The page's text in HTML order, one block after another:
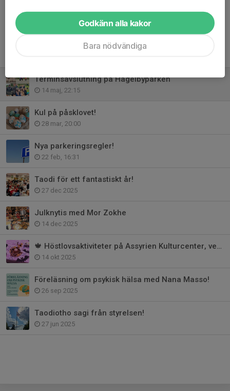
Terminsavslutning på Hågelbyparken
14 maj, 22:15
Kul på påsklovet!
28 mar, 20:00
Nya parkeringsregler!
22 feb, 16:31
Taodi för ett fantastiskt år!
27 dec 2025
Jul­knytis med Mor Zokhe
14 dec 2025
🍁 Höstlovsaktiviteter på Assyrien Kulturcenter, vecka 44 🍁
14 okt 2025
Föreläsning om psykisk hälsa med Nana Masso!
26 sep 2025
Taodiotho sagi från styrelsen!
27 jun 2025
Godkänn alla kakor
Bara nödvändiga